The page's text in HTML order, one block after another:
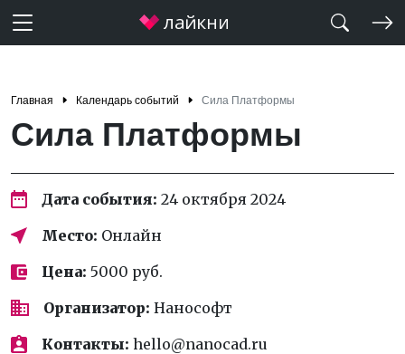
Главная Календарь событий Сила Платформы
Сила Платформы
Дата события: 24 октября 2024
Место: Онлайн
Цена: 5000 руб.
Организатор: Нанософт
Контакты: hello@nanocad.ru